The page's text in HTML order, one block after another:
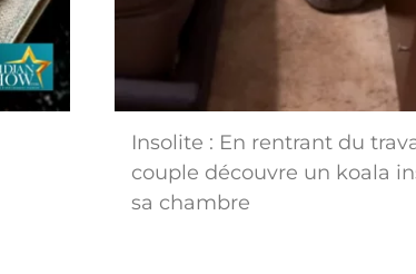
Insolite : En rentrant du
couple découvre un koala
sa chambre